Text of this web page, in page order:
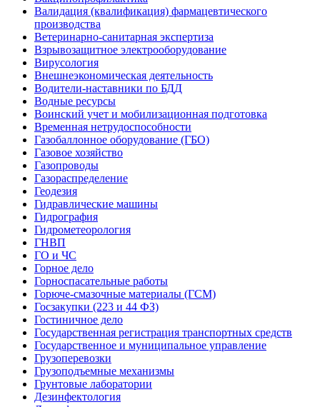
Валидация (квалификация) фармацевтического
производства
Ветеринарно-санитарная экспертиза
Взрывозащитное электрооборудование
Вирусология
Внешнеэкономическая деятельность
Водители-наставники по БДД
Водные ресурсы
Воинский учет и мобилизационная подготовка
Временная нетрудоспособности
Газобаллонное оборудование (ГБО)
Газовое хозяйство
Газопроводы
Газораспределение
Геодезия
Гидравлические машины
Гидрография
Гидрометеорология
ГНВП
ГО и ЧС
Горное дело
Горноспасательные работы
Горюче-смазочные материалы (ГСМ)
Госзакупки (223 и 44 ФЗ)
Гостиничное дело
Государственная регистрация транспортных средств
Государственное и муниципальное управление
Грузоперевозки
Грузоподъемные механизмы
Грунтовые лаборатории
Дезинфектология